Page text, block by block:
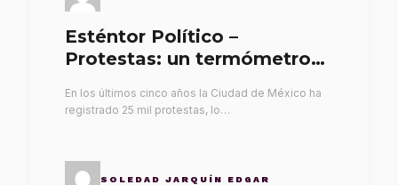
Esténtor Político –
Protestas: un termómetro
En los últimos cinco años la Ciudad de México ha
registrado 25 mil protestas, lo…
SOLEDAD JARQUÍN EDGAR